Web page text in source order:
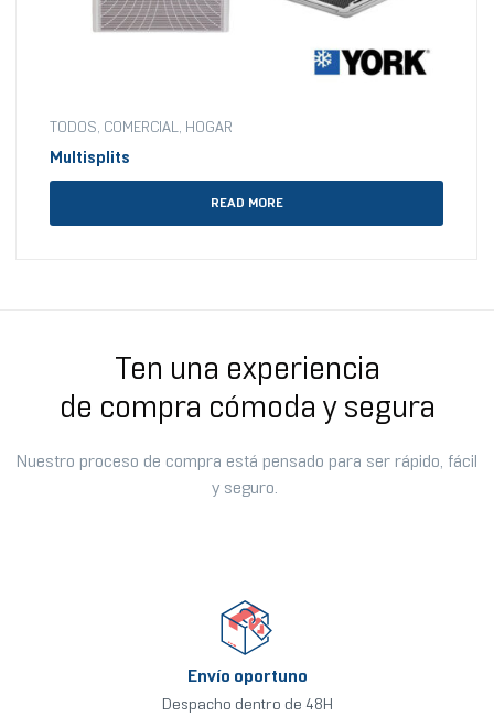
TODOS COMERCIAL HOGAR
Multisplits
READ MORE
Ten una experiencia
de compra cómoda y segura
Nuestro proceso de compra está pensado para ser rápido, fácil
y seguro.
Envío oportuno
Despacho dentro de 48H